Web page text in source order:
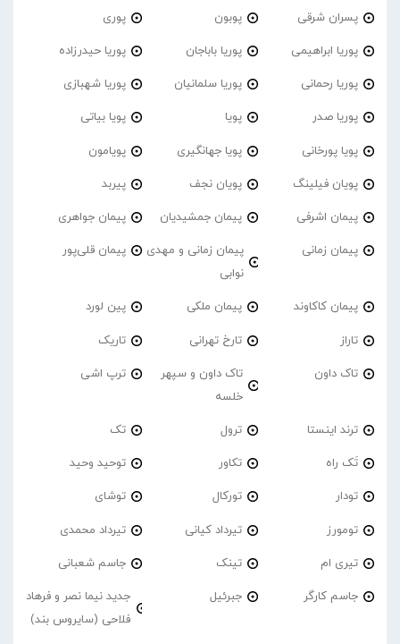
پسران شرقی پوبون پوری
پوریا ابراهیمی پوریا باباجان پوریا حیدرزاده
پوریا رحمانی پوریا سلمانیان پوریا شهبازی
پوریا صدر پویا پویا بیاتی
پویا پورخانی پویا جهانگیری پویامون
پویان فیلینگ پویان نجف پیربد
پیمان اشرفی پیمان جمشیدیان پیمان جواهری
پیمان زمانی
پیمان زمانی و مهدی
نوابی
پیمان قلی‌پور
پیمان کاکاوند پیمان ملکی پین لورد
تاراز تارخ تهرانی تاریک
تاک داون
تاک داون و سپهر
خلسه
ترپ اشی
ترند اینستا ترول تک
تَک راه تکاور توحید وحید
تودار تورکال توشای
تومورز تیرداد کیانی تیرداد محمدی
تیری ام تینک جاسم شعبانی
جاسم کارگر جبرئیل
جدید نیما نصر و فرهاد
فلاحی (سایروس بند)